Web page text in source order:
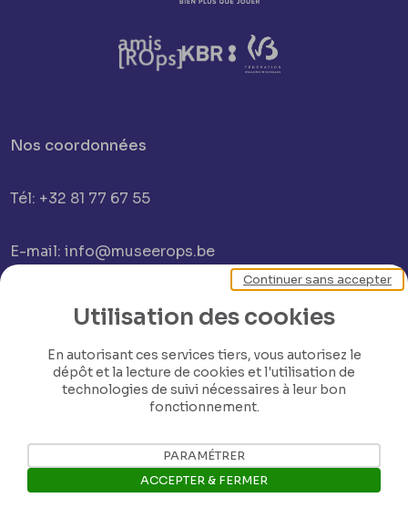
Nos coordonnées
Tél: +32 81 77 67 55
E-mail: info@museerops.be
Instagram
Facebook
Le site web du musée
Utilisation des cookies
En autorisant ces services tiers, vous autorisez le
dépôt et la lecture de cookies et l'utilisation de
technologies de suivi nécessaires à leur bon
fonctionnement.
Continuer sans accepter
PARAMÉTRER
ACCEPTER & FERMER